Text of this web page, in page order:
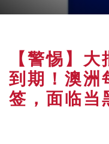
【警惕】
到期！澳洲
签，面临当